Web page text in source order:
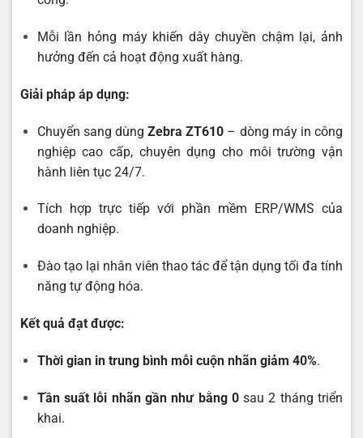
Mỗi lần hỏng máy khiến dây chuyền chậm lại, ảnh
hưởng đến cả hoạt động xuất hàng.
Giải pháp áp dụng:
Chuyển sang dùngZebra ZT610 – dòng máy in công
nghiệp cao cấp, chuyên dụng cho môi trường vận
hành liên tục 24/7.
Tích hợp trực tiếp với phần mềm ERP/WMS của
doanh nghiệp.
Đào tạo lại nhân viên thao tác để tận dụng tối đa tính
năng tự động hóa.
Kết quả đạt được:
Thời gian in trung bình mỗi cuộn nhãn giảm 40%.
Tần suất lỗi nhãn gần như bằng 0sau 2 tháng triển
khai.